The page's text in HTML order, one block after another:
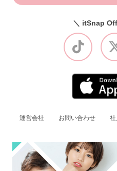
＼ itSnap
運営会社 お問い合わせ